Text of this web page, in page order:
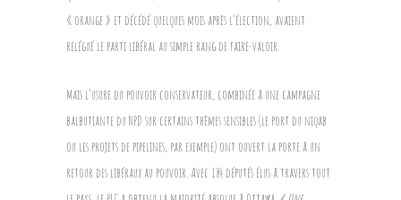
« orange » et décédé quelques mois après l’élection, avaient
relégué le parti libéral au simple rang de faire-valoir.
Mais l’usure du pouvoir conservateur, combinée à une campagne
balbutiante du NPD sur certains thèmes sensibles (le port du niqab
ou les projets de pipelines, par exemple) ont ouvert la porte à un
retour des libéraux au pouvoir. Avec 184 députés élus à travers tout